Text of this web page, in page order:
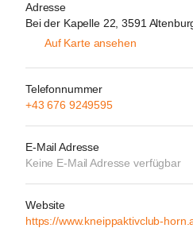
Adresse
Bei der Kapelle 22, 3591
Auf Karte ansehen
Telefonnummer
+43 676 9249595
E-Mail Adresse
Keine E-Mail Adresse verfügbar
Website
https://www.kneippaktivclub-